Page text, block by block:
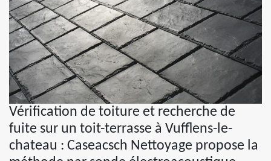
Vérification de toiture et recherche de
fuite sur un toit-terrasse à Vufflens-le-
chateau : Caseacsch Nettoyage propose la